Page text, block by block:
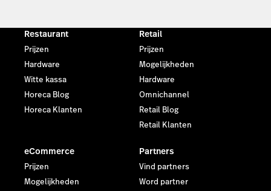
Restaurant
Prijzen
Hardware
Witte kassa
Horeca Blog
Horeca Klanten
Retail
Prijzen
Mogelijkheden
Hardware
Omnichannel
Retail Blog
Retail Klanten
eCommerce
Prijzen
Mogelijkheden
Partners
Vind partners
Word partner